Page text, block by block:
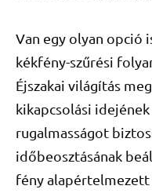
Van egy olyan opció
kékfény-szűrési
Éjszakai világítás
kikapcsolási idejének
rugalmasságot
időbeosztásának
fény